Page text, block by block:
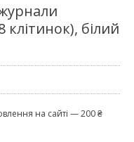
білий
на сайті — 200 ₴